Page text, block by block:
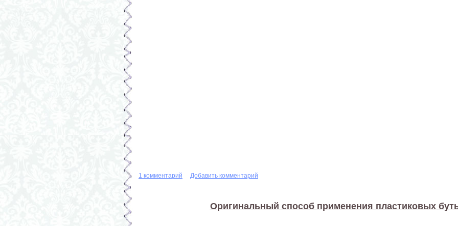
1 комментарий Добавить комментарий
Оригинальный способ применения пластиковых